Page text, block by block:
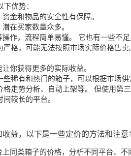
优势：
金和物品的安全性有保障。
在买家数量众多。
作，流程简单易懂。 它也有一些不
格，可能无法按照市场实际价格售卖。
你获得更多的实际收益。
稀有和热门的箱子，可以根据市场供
走势分析、自动上架等。 但使用第
较长的平台。
益，以下是一些定价的方法和注意
同类箱子的价格，分析不同平台、